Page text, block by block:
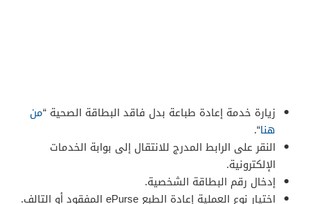
زيارة خدمة إعادة طباعة بدل فاقد البطاقة الصحية “من
هنا“.
النقر على الرابط المدرج للانتقال إلى بوابة الخدمات
الإلكترونية.
إدخال رقم البطاقة الشخصية.
اختيار نوع العملية إعادة الطبع ePurse المفقود أو التالف.